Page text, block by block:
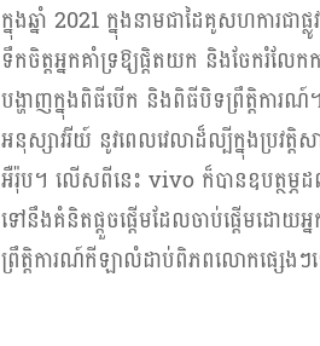
ក្នុងឆ្នាំ 2021 ក្នុងនាមជាដៃគូសហការជាផ្លូ
ទឹកចិត្តអ្នកគាំទ្រឱ្យផ្តិតយក និងចែករំលែ
បង្ហាញក្នុងពិធីបើក និងពិធីបិទព្រឹត្តិការ
អនុស្សាវរីយ៍ នូវពេលវេលាដ៏ល្បីក្នុងប្រវត្តិ
អឺរ៉ុប។ លើសពីនេះ vivo ក៏បានឧបត្ថម្ភ
ទៅនឹងគំនិតផ្តួចផ្តើមដែលចាប់ផ្តើមដោ
ព្រឹត្តិការណ៍កីឡាលំដាប់ពិភពលោកផ្សេងៗ